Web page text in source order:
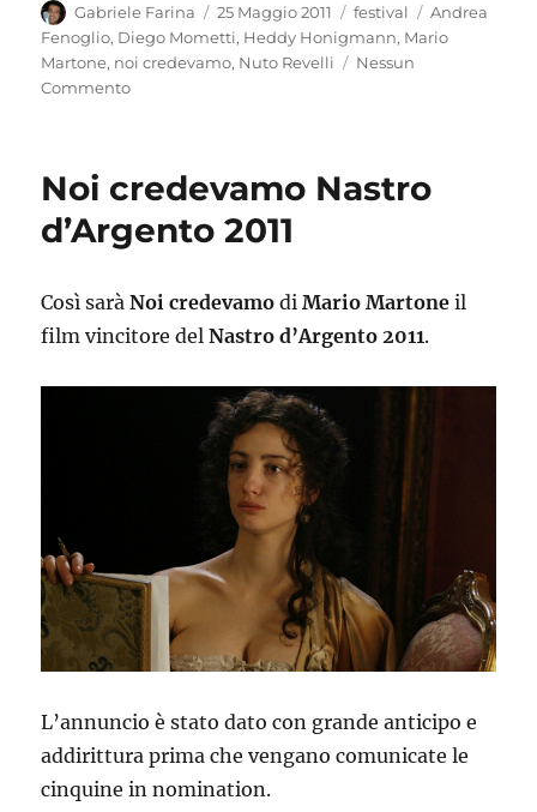
Autore
Gabriele Farina
Pubblicato
il
25 Maggio 2011 Categorie
festival Tag
Andrea
Fenoglio, Diego Mometti, Heddy Honigmann, Mario
Martone, noi credevamo, Nuto Revelli
Nessun
Commento
Noi credevamo Nastro
d’Argento 2011
Così saràNoi credevamo diMario Martone il
film vincitore delNastro d’Argento 2011.
L’annuncio è stato dato con grande anticipo e
addirittura prima che vengano comunicate le
cinquine in nomination.